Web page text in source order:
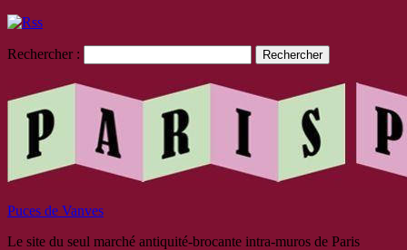
Rechercher :
Puces de Vanves
Le site du seul marché antiquité-brocante intra-muros de Paris